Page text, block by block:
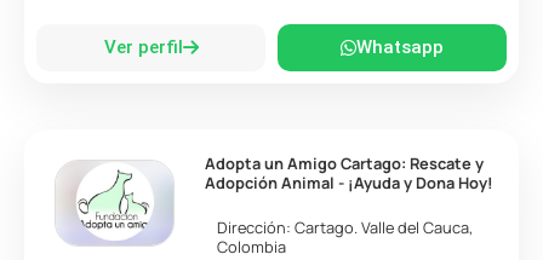
Ver perfil Whatsapp
Adopta un Amigo Cartago: Rescate y
Adopción Animal - ¡Ayuda y Dona Hoy!
Dirección:Cartago.Valle del Cauca,
Colombia